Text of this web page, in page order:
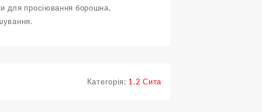
для просіювання борошна,
Категорія: 1.2 Сита